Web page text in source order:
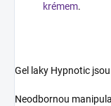
krémem.
Gel laky Hypnotic
Neodbornou